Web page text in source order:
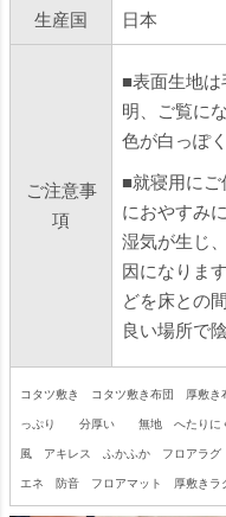
生産国 日本
ご注意事
項
■表面生地
明、ご覧に
色が白っぽ
■就寝用に
におやすみ
湿気が生じ
因になりま
どを床との
良い場所で
コタツ敷き コタツ敷き布団 厚敷
っぷり 分厚い 無地 へたりに
風 アキレス ふかふか フロアラ
エネ 防音 フロアマット 厚敷きラ